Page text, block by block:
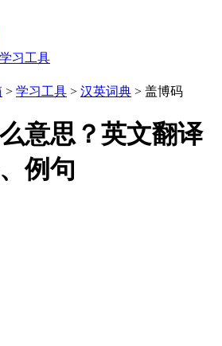
学习工具
> 学习工具 > 汉英词典 > 盖博码
意思？英文翻译
例句